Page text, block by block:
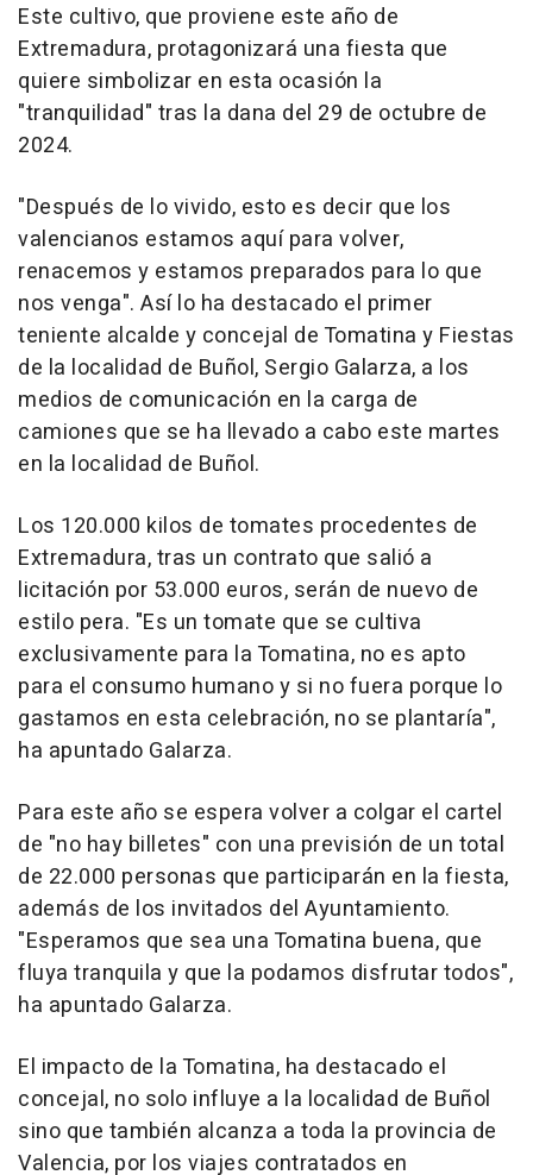
Este cultivo, que proviene este año de
Extremadura, protagonizará una fiesta que
quiere simbolizar en esta ocasión la
"tranquilidad" tras la dana del 29 de octubre de
2024.
"Después de lo vivido, esto es decir que los
valencianos estamos aquí para volver,
renacemos y estamos preparados para lo que
nos venga". Así lo ha destacado el primer
teniente alcalde y concejal de Tomatina y Fiestas
de la localidad de Buñol, Sergio Galarza, a los
medios de comunicación en la carga de
camiones que se ha llevado a cabo este martes
en la localidad de Buñol.
Los 120.000 kilos de tomates procedentes de
Extremadura, tras un contrato que salió a
licitación por 53.000 euros, serán de nuevo de
estilo pera. "Es un tomate que se cultiva
exclusivamente para la Tomatina, no es apto
para el consumo humano y si no fuera porque lo
gastamos en esta celebración, no se plantaría",
ha apuntado Galarza.
Para este año se espera volver a colgar el cartel
de "no hay billetes" con una previsión de un total
de 22.000 personas que participarán en la fiesta,
además de los invitados del Ayuntamiento.
"Esperamos que sea una Tomatina buena, que
fluya tranquila y que la podamos disfrutar todos",
ha apuntado Galarza.
El impacto de la Tomatina, ha destacado el
concejal, no solo influye a la localidad de Buñol
sino que también alcanza a toda la provincia de
Valencia, por los viajes contratados en